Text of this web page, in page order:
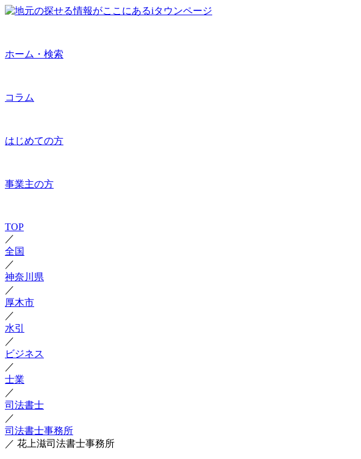
ホーム・検索
コラム
はじめての方
事業主の方
TOP
／
全国
／
神奈川県
／
厚木市
／
水引
／
ビジネス
／
士業
／
司法書士
／
司法書士事務所
／ 花上滋司法書士事務所